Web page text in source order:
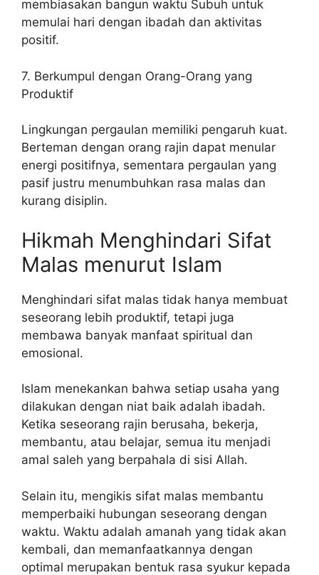
membiasakan bangun waktu Subuh untuk
memulai hari dengan ibadah dan aktivitas
positif.
7. Berkumpul dengan Orang-Orang yang
Produktif
Lingkungan pergaulan memiliki pengaruh kuat.
Berteman dengan orang rajin dapat menular
energi positifnya, sementara pergaulan yang
pasif justru menumbuhkan rasa malas dan
kurang disiplin.
Hikmah Menghindari Sifat
Malas menurut Islam
Menghindari sifat malas tidak hanya membuat
seseorang lebih produktif, tetapi juga
membawa banyak manfaat spiritual dan
emosional.
Islam menekankan bahwa setiap usaha yang
dilakukan dengan niat baik adalah ibadah.
Ketika seseorang rajin berusaha, bekerja,
membantu, atau belajar, semua itu menjadi
amal saleh yang berpahala di sisi Allah.
Selain itu, mengikis sifat malas membantu
memperbaiki hubungan seseorang dengan
waktu. Waktu adalah amanah yang tidak akan
kembali, dan memanfaatkannya dengan
optimal merupakan bentuk rasa syukur kepada